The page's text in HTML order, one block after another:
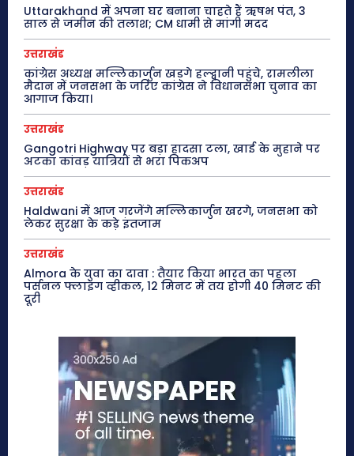
Uttarakhand में अपना घर बनाना चाहते हैं ऋषभ पंत, 3
साल से जमीन की तलाश; CM धामी से मांगी मदद
उत्तराखंड
कांग्रेस अध्यक्ष मल्लिकार्जुन खड़गे हल्द्वानी पहुंचे, रामलीला
मैदान में जनसभा के जरिए कांग्रेस ने विधानसभा चुनाव का
आगाज किया।
उत्तराखंड
Gangotri Highway पर बड़ा हादसा टला, खाई के मुहाने पर
अटका कांवड़ यात्रियों से भरा पिकअप
उत्तराखंड
Haldwani में आज गरजेंगे मल्लिकार्जुन खरगे, जनसभा को
लेकर सुरक्षा के कड़े इंतजाम
उत्तराखंड
Almora के युवा का दावा : तैयार किया भारत का पहला
पर्सनल फ्लाइंग व्हीकल, 12 मिनट में तय होगी 40 मिनट की
दूरी